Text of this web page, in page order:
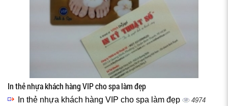
In thẻ nhựa khách hàng VIP cho spa làm đẹp
In thẻ nhựa khách hàng VIP cho spa làm đẹp 4974